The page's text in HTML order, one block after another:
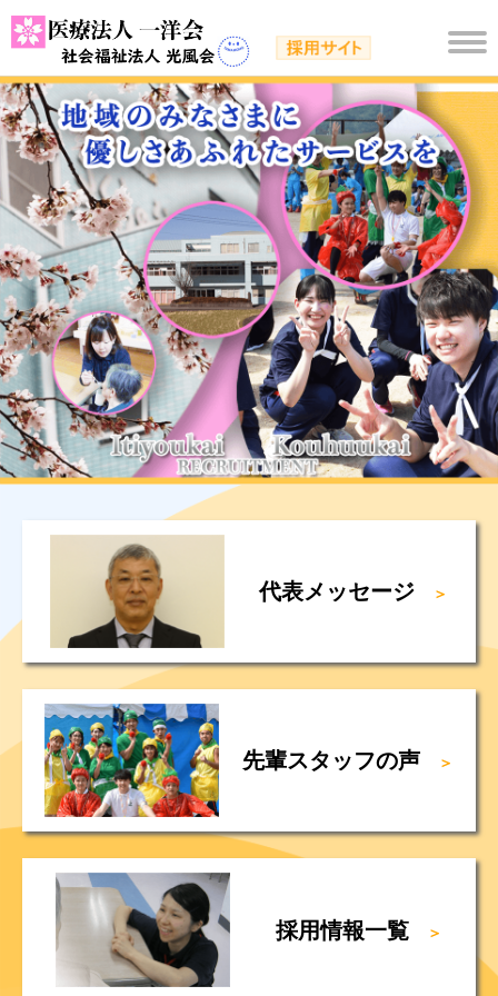
代表メッセージ ＞
先輩スタッフの声 ＞
採用情報一覧 ＞